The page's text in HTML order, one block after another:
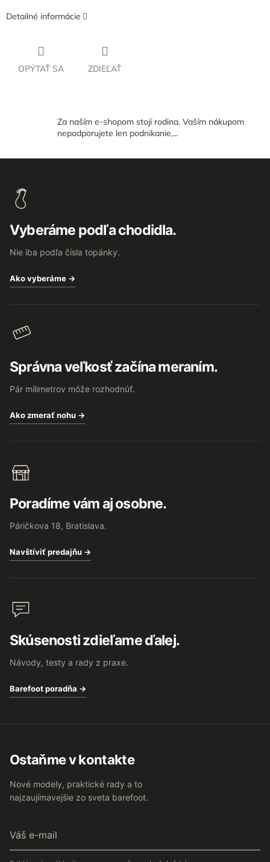
Detailné informácie
OPÝTAŤ SA ZDIEĽAŤ
Za naším e-shopom stojí rodina. Vaším nákupom
nepodporujete len podnikanie,...
Vyberáme podľa chodidla.
Nie iba podľa čísla topánky.
Ako vyberáme →
Správna veľkosť začína meraním.
Pár milimetrov môže rozhodnúť.
Ako zmerať nohu →
Poradíme vám aj osobne.
Páričkova 18, Bratislava.
Navštíviť predajňu →
Skúsenosti zdieľame ďalej.
Návody, testy a rady z praxe.
Barefoot poradňa →
Ostaňme v kontakte
Nové modely, praktické rady a to
najzaujímavejšie zo sveta barefoot.
e-
mail